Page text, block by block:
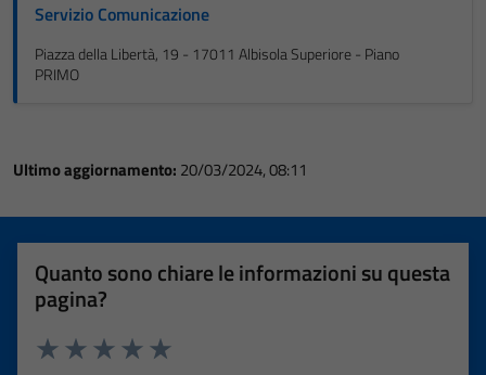
Servizio Comunicazione
Piazza della Libertà, 19 - 17011 Albisola Superiore - Piano
PRIMO
Ultimo aggiornamento: 20/03/2024, 08:11
Quanto sono chiare le informazioni su questa
pagina?